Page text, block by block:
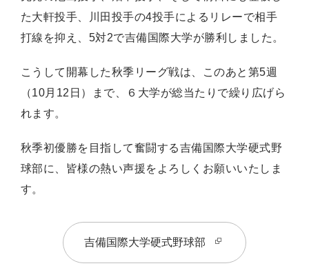
た大軒投手、川田投手の4投手によるリレーで相手
打線を抑え、5対2で吉備国際大学が勝利しました。
こうして開幕した秋季リーグ戦は、このあと第5週
（10月12日）まで、６大学が総当たりで繰り広げら
れます。
秋季初優勝を目指して奮闘する吉備国際大学硬式野
球部に、皆様の熱い声援をよろしくお願いいたしま
す。
吉備国際大学硬式野球部